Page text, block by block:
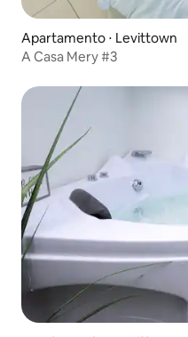
Apartamento ⋅ Levittown
A Casa Mery #3